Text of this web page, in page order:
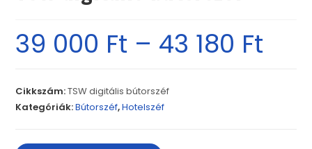
39 000 Ft – 43 180 Ft
Cikkszám:TSW digitális bútorszéf
Kategóriák:Bútorszéf,Hotelszéf